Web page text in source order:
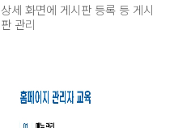
상세 화면에 게시판 등록 등 게시
판 관리